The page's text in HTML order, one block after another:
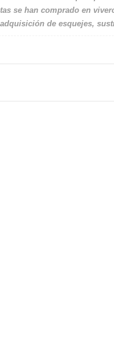
se han comprado en
de esquejes,